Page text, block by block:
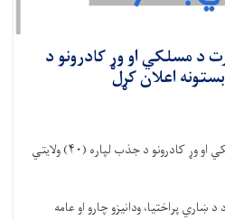
د مسلکي او وړ کادرونو د
او وړ کادرونو د جذب لپاره (۴۰) ولایتي
ښاري پراختیا، ودانیزو چارو او عامه